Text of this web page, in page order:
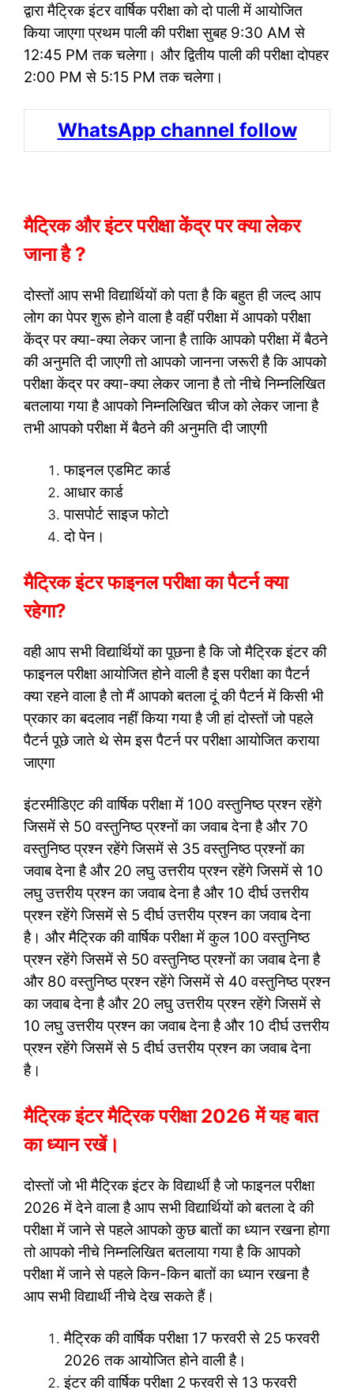
द्वारा मैट्रिक इंटर वार्षिक परीक्षा को दो पाली में आयोजित
किया जाएगा प्रथम पाली की परीक्षा सुबह 9:30 AM से
12:45 PM तक चलेगा। और द्वितीय पाली की परीक्षा दोपहर
2:00 PM से 5:15 PM तक चलेगा।
WhatsApp channel follow
मैट्रिक और इंटर परीक्षा केंद्र पर क्या लेकर
जाना है ?
दोस्तों आप सभी विद्यार्थियों को पता है कि बहुत ही जल्द आप
लोग का पेपर शुरू होने वाला है वहीं परीक्षा में आपको परीक्षा
केंद्र पर क्या-क्या लेकर जाना है ताकि आपको परीक्षा में बैठने
की अनुमति दी जाएगी तो आपको जानना जरूरी है कि आपको
परीक्षा केंद्र पर क्या-क्या लेकर जाना है तो नीचे निम्नलिखित
बतलाया गया है आपको निम्नलिखित चीज को लेकर जाना है
तभी आपको परीक्षा में बैठने की अनुमति दी जाएगी
फाइनल एडमिट कार्ड
आधार कार्ड
पासपोर्ट साइज फोटो
दो पेन।
मैट्रिक इंटर फाइनल परीक्षा का पैटर्न क्या
रहेगा?
वही आप सभी विद्यार्थियों का पूछना है कि जो मैट्रिक इंटर की
फाइनल परीक्षा आयोजित होने वाली है इस परीक्षा का पैटर्न
क्या रहने वाला है तो मैं आपको बतला दूं की पैटर्न में किसी भी
प्रकार का बदलाव नहीं किया गया है जी हां दोस्तों जो पहले
पैटर्न पूछे जाते थे सेम इस पैटर्न पर परीक्षा आयोजित कराया
जाएगा
इंटरमीडिएट की वार्षिक परीक्षा में 100 वस्तुनिष्ठ प्रश्न रहेंगे
जिसमें से 50 वस्तुनिष्ठ प्रश्नों का जवाब देना है और 70
वस्तुनिष्ठ प्रश्न रहेंगे जिसमें से 35 वस्तुनिष्ठ प्रश्नों का
जवाब देना है और 20 लघु उत्तरीय प्रश्न रहेंगे जिसमें से 10
लघु उत्तरीय प्रश्न का जवाब देना है और 10 दीर्घ उत्तरीय
प्रश्न रहेंगे जिसमें से 5 दीर्घ उत्तरीय प्रश्न का जवाब देना
है। और मैट्रिक की वार्षिक परीक्षा में कुल 100 वस्तुनिष्ठ
प्रश्न रहेंगे जिसमें से 50 वस्तुनिष्ठ प्रश्नों का जवाब देना है
और 80 वस्तुनिष्ठ प्रश्न रहेंगे जिसमें से 40 वस्तुनिष्ठ प्रश्न
का जवाब देना है और 20 लघु उत्तरीय प्रश्न रहेंगे जिसमें से
10 लघु उत्तरीय प्रश्न का जवाब देना है और 10 दीर्घ उत्तरीय
प्रश्न रहेंगे जिसमें से 5 दीर्घ उत्तरीय प्रश्न का जवाब देना
है।
मैट्रिक इंटर मैट्रिक परीक्षा 2026 में यह बात
का ध्यान रखें।
दोस्तों जो भी मैट्रिक इंटर के विद्यार्थी है जो फाइनल परीक्षा
2026 में देने वाला है आप सभी विद्यार्थियों को बतला दे की
परीक्षा में जाने से पहले आपको कुछ बातों का ध्यान रखना होगा
तो आपको नीचे निम्नलिखित बतलाया गया है कि आपको
परीक्षा में जाने से पहले किन-किन बातों का ध्यान रखना है
आप सभी विद्यार्थी नीचे देख सकते हैं।
मैट्रिक की वार्षिक परीक्षा 17 फरवरी से 25 फरवरी
2026 तक आयोजित होने वाली है।
इंटर की वार्षिक परीक्षा 2 फरवरी से 13 फरवरी